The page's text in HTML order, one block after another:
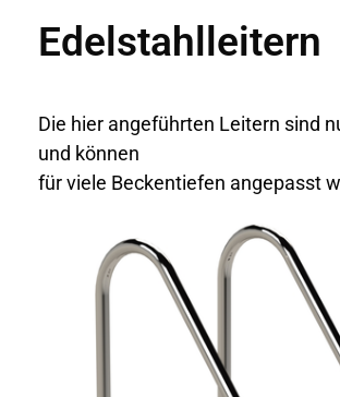
Edelstahlleitern
Die hier angeführten Leitern sind
und können
für viele Beckentiefen angepasst